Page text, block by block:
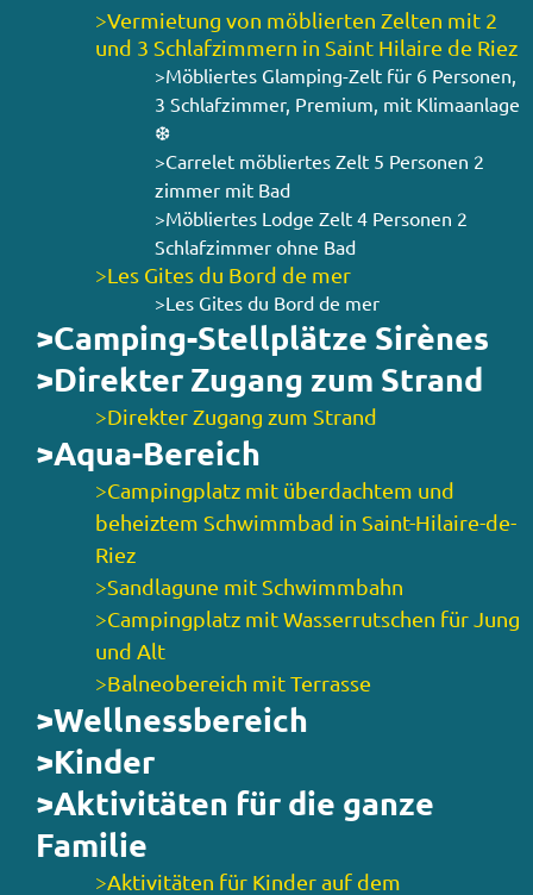
>Vermietung von möblierten Zelten mit 2
und 3 Schlafzimmern in Saint Hilaire de Riez
>Möbliertes Glamping-Zelt für 6 Personen,
3 Schlafzimmer, Premium, mit Klimaanlage
❆
>Carrelet möbliertes Zelt 5 Personen 2
zimmer mit Bad
>Möbliertes Lodge Zelt 4 Personen 2
Schlafzimmer ohne Bad
>Les Gites du Bord de mer
>Les Gites du Bord de mer
>Camping-Stellplätze Sirènes
>Direkter Zugang zum Strand
>Direkter Zugang zum Strand
>Aqua-Bereich
>Campingplatz mit überdachtem und
beheiztem Schwimmbad in Saint-Hilaire-de-
Riez
>Sandlagune mit Schwimmbahn
>Campingplatz mit Wasserrutschen für Jung
und Alt
>Balneobereich mit Terrasse
>Wellnessbereich
>Kinder
>Aktivitäten für die ganze
Familie
>Aktivitäten für Kinder auf dem